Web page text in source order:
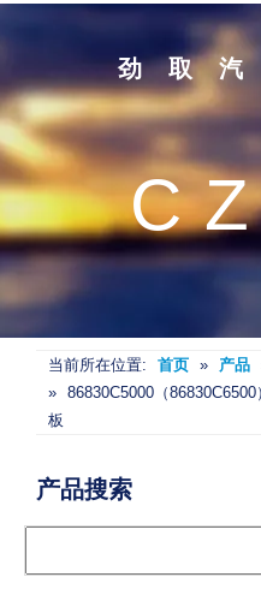
劲取
当前所在位置: 首页 » 产品
» 86830C5000（
板
产品搜索